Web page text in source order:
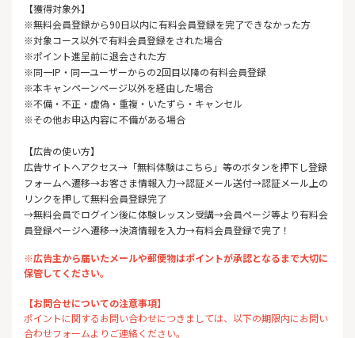
【獲得対象外】
※無料会員登録から90日以内に有料会員登録を完了できなかった方
※対象コース以外で有料会員登録をされた場合
※ポイント進呈前に退会された方
※同一IP・同一ユーザーからの2回目以降の有料会員登録
※本キャンペーンページ以外を経由した場合
※不備・不正・虚偽・重複・いたずら・キャンセル
※その他お申込内容に不備がある場合
【広告の使い方】
広告サイトへアクセス→「無料体験はこちら」等のボタンを押下し登録
フォームへ遷移→お客さま情報入力→認証メール送付→認証メール上の
リンクを押して無料会員登録完了
→無料会員でログイン後に体験レッスン受講→会員ページ等より有料会
員登録ページへ遷移→決済情報を入力→有料会員登録で完了！
※広告主から届いたメールや郵便物はポイントが承認となるまで大切に
保管してください。
【お問合せについての注意事項】
ポイントに関するお問い合わせにつきましては、以下の期限内にお問い
合わせフォームよりご連絡ください。